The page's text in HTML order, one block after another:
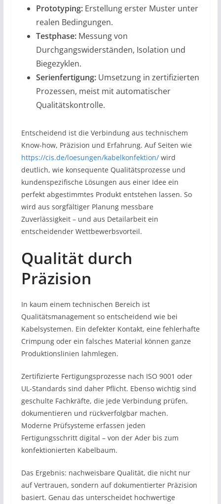
Prototyping:Erstellung erster Muster unter
realen Bedingungen.
Testphase:Messung von
Durchgangswiderständen, Isolation und
Biegezyklen.
Serienfertigung:Umsetzung in zertifizierten
Prozessen, meist mit automatischer
Qualitätskontrolle.
Entscheidend ist die Verbindung aus technischem
Know-how, Präzision und Erfahrung. Auf Seiten wie
https://cis.de/loesungen/kabelkonfektion/wird
deutlich, wie konsequente Qualitätsprozesse und
kundenspezifische Lösungen aus einer Idee ein
perfekt abgestimmtes Produkt entstehen lassen. So
wird aus sorgfältiger Planung messbare
Zuverlässigkeit – und aus Detailarbeit ein
entscheidender Wettbewerbsvorteil.
Qualität durch
Präzision
In kaum einem technischen Bereich ist
Qualitätsmanagement so entscheidend wie bei
Kabelsystemen. Ein defekter Kontakt, eine fehlerhafte
Crimpung oder ein falsches Material können ganze
Produktionslinien lahmlegen.
Zertifizierte Fertigungsprozesse nach ISO 9001 oder
UL-Standards sind daher Pflicht. Ebenso wichtig sind
geschulte Fachkräfte, die jede Verbindung prüfen,
dokumentieren und rückverfolgbar machen.
Moderne Prüfsysteme erfassen jeden
Fertigungsschritt digital – von der Ader bis zum
konfektionierten Kabelbaum.
Das Ergebnis: nachweisbare Qualität, die nicht nur
auf Vertrauen, sondern auf dokumentierter Präzision
basiert. Genau das unterscheidet hochwertige